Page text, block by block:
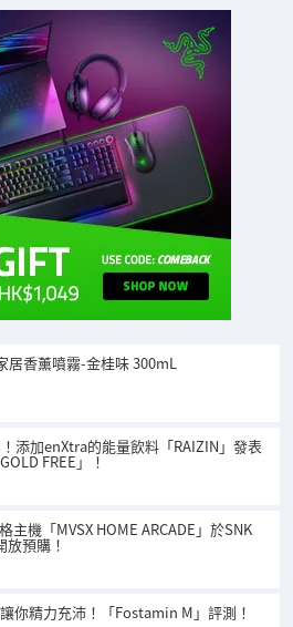
居香薰噴霧-金桂味 300mL
添加enXtra的能量飲料「RAIZIN」發表
FREE」！
主機「MVSX HOME ARCADE」於SNK
放預購！
你精力充沛！「Fostamin M」評測！